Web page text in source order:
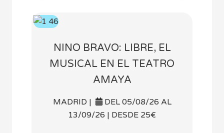
NINO BRAVO: LIBRE, EL
MUSICAL EN EL TEATRO
AMAYA
MADRID |
DEL 05/08/26 AL
13/09/26 | DESDE 25€